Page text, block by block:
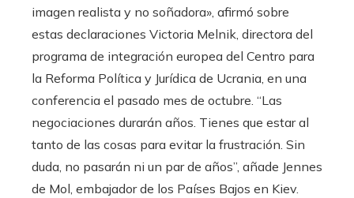
imagen realista y no soñadora», afirmó sobre
estas declaraciones Victoria Melnik, directora del
programa de integración europea del Centro para
la Reforma Política y Jurídica de Ucrania, en una
conferencia el pasado mes de octubre. “Las
negociaciones durarán años. Tienes que estar al
tanto de las cosas para evitar la frustración. Sin
duda, no pasarán ni un par de años”, añade Jennes
de Mol, embajador de los Países Bajos en Kiev.